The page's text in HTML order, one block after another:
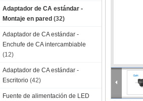
Adaptador de CA estándar -
Montaje en pared (32)
Adaptador de CA estándar -
Enchufe de CA intercambiable
(12)
Adaptador de CA estándar -
Escritorio (42)
Fuente de alimentación de LED